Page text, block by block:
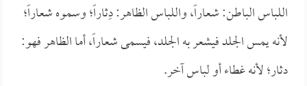
اللباس الباطن: شعاراً، واللباس الظاهر: دِثاراً؛ وسموه شعاراً؛
لأنه يمس الجلد فيشعر به الجلد، فيسمى شعاراً، أما الظاهر فهو:
دثار؛ لأنه غطاء أو لباس آخر.